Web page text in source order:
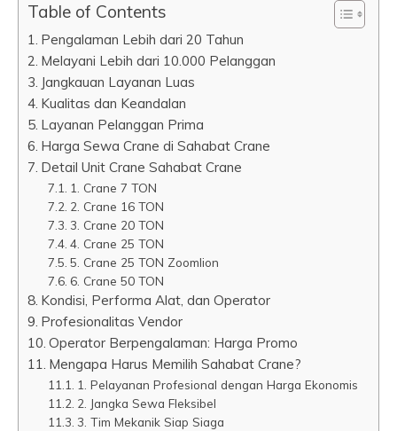
Table of Contents
Pengalaman Lebih dari 20 Tahun
Melayani Lebih dari 10.000 Pelanggan
Jangkauan Layanan Luas
Kualitas dan Keandalan
Layanan Pelanggan Prima
Harga Sewa Crane di Sahabat Crane
Detail Unit Crane Sahabat Crane
1. Crane 7 TON
2. Crane 16 TON
3. Crane 20 TON
4. Crane 25 TON
5. Crane 25 TON Zoomlion
6. Crane 50 TON
Kondisi, Performa Alat, dan Operator
Profesionalitas Vendor
Operator Berpengalaman: Harga Promo
Mengapa Harus Memilih Sahabat Crane?
1. Pelayanan Profesional dengan Harga Ekonomis
2. Jangka Sewa Fleksibel
3. Tim Mekanik Siap Siaga